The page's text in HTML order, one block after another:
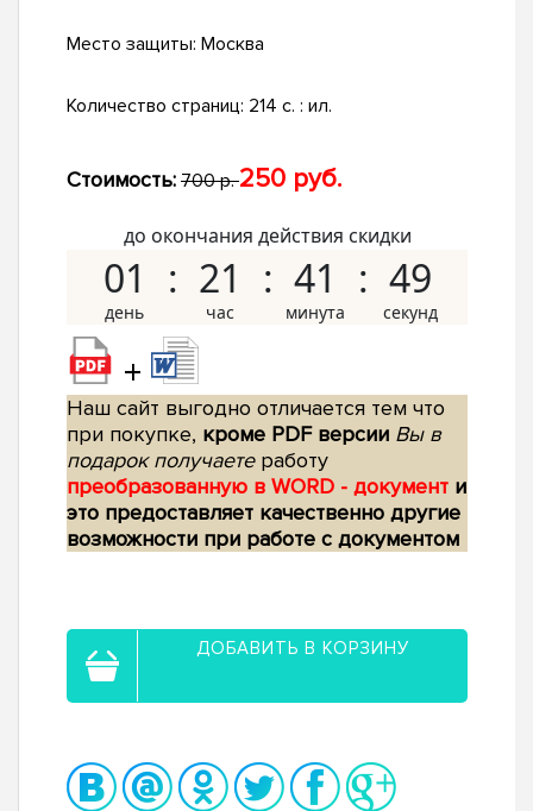
Место защиты: Москва
Количество страниц: 214 с. : ил.
Стоимость: 700 р.250 руб.
до окончания действия скидки
01 21 41 48
+
Наш сайт выгодно отличается тем что
при покупке, кроме PDF версии Вы в
подарок получаетеработу
преобразованную в WORD - документ и
это предоставляет качественно другие
возможности при работе с документом
ДОБАВИТЬ В КОРЗИНУ